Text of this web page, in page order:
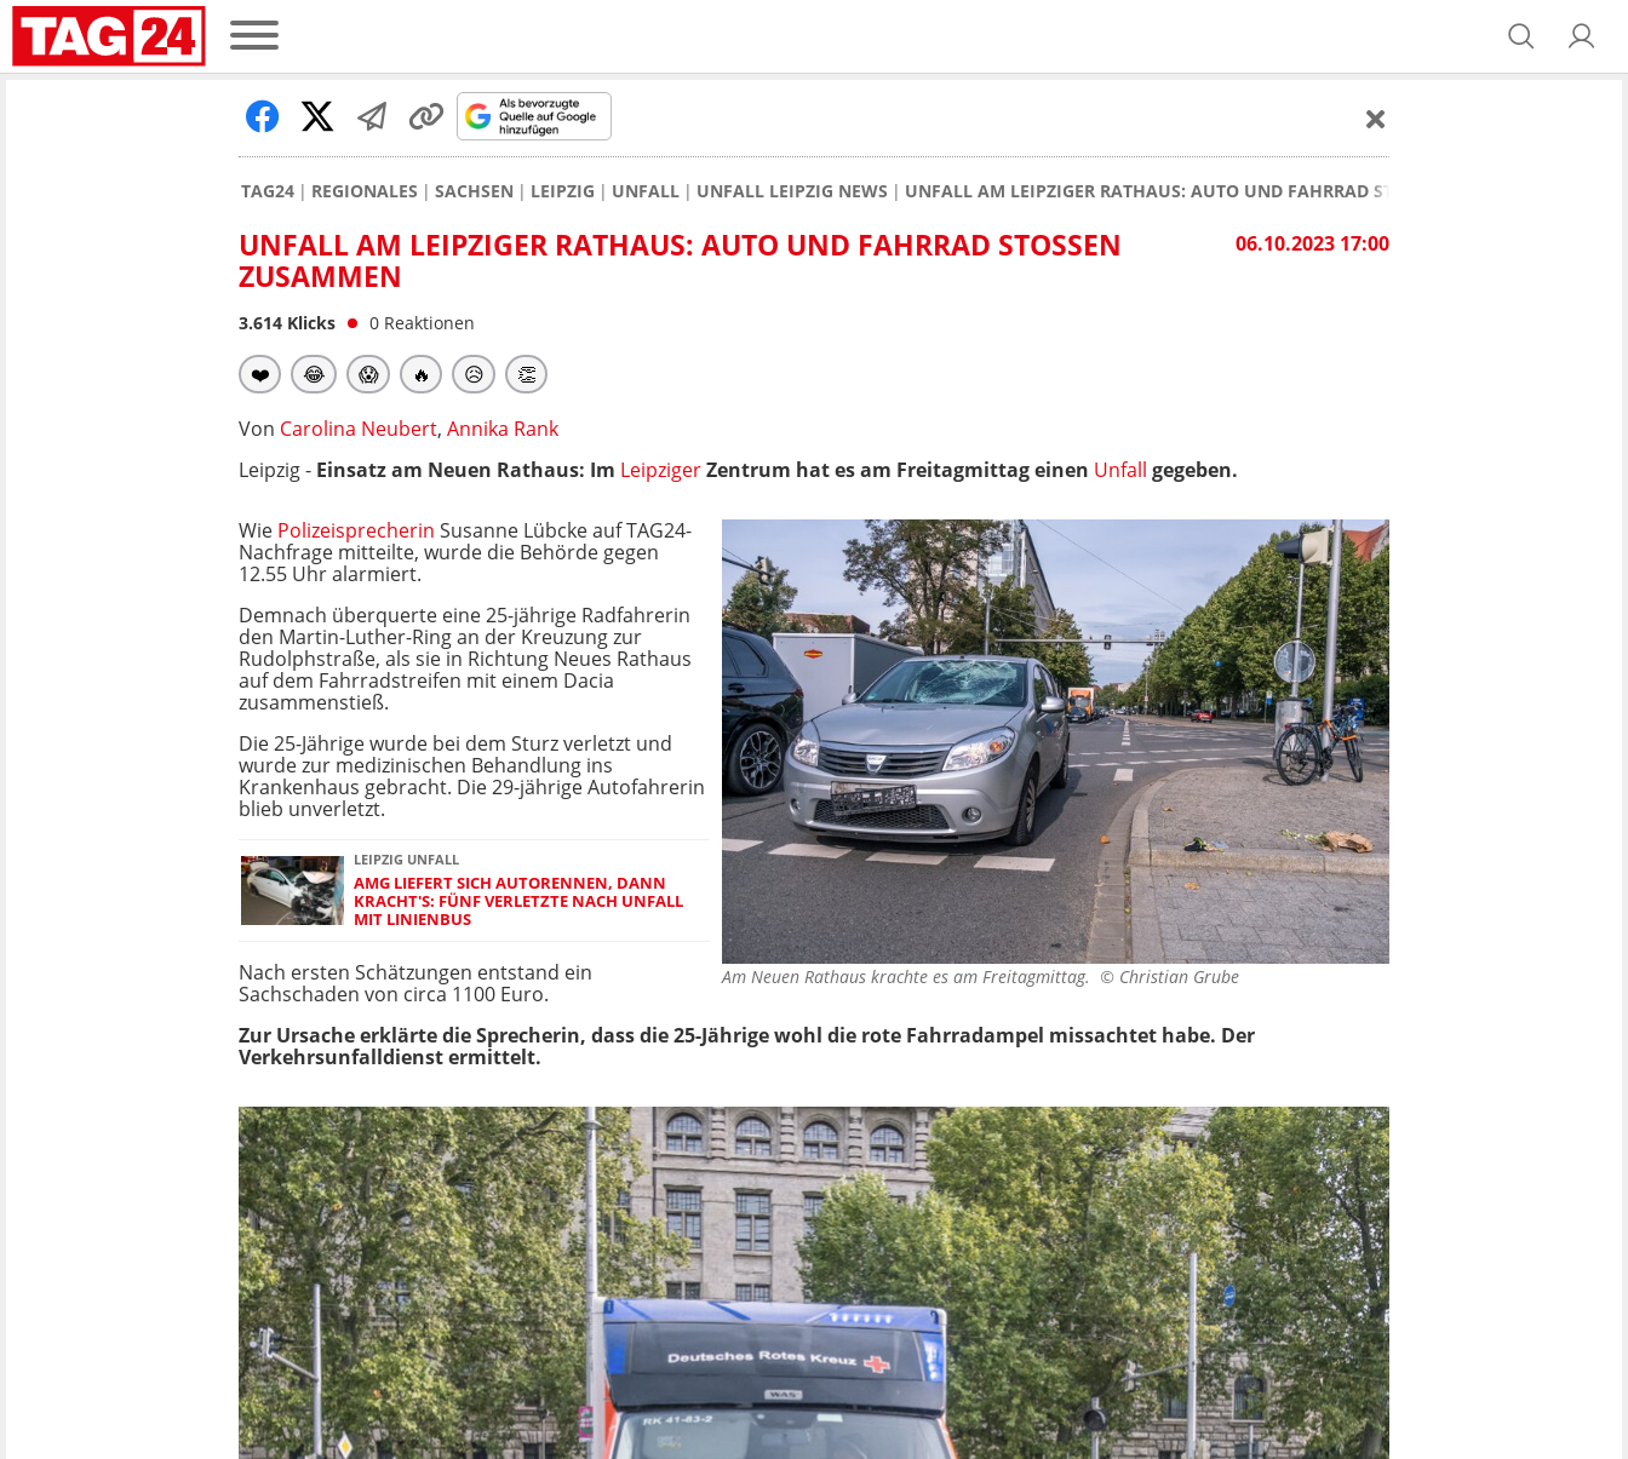
TAG24 REGIONALES SACHSEN LEIPZIG UNFALL UNFALL LEIPZIG NEWS UNFALL AM LEIPZIGER RATHAUS: AUTO UND FAHRRAD STOSSEN ZUSAMMEN
06.10.2023 17:00
UNFALL AM LEIPZIGER RATHAUS: AUTO UND FAHRRAD STOSSEN Z
USAMMEN
3.614 Klicks 0 Reaktionen
❤️ 😂 😱 🔥 😥 👏
Von Carolina Neubert, Annika Rank
Leipzig - Einsatz am Neuen Rathaus: Im LeipzigerZentrum hat es am Freitagmittag einen Unfall gegeben.
Am Neuen Rathaus krachte es am Freitagmittag. © Christian Grube
Wie Polizeisprecherin Susanne Lübcke auf TAG24-
Nachfrage mitteilte, wurde die Behörde gegen
12.55 Uhr alarmiert.
Demnach überquerte eine 25-jährige Radfahrerin
den Martin-Luther-Ring an der Kreuzung zur
Rudolphstraße, als sie in Richtung Neues Rathaus
auf dem Fahrradstreifen mit einem Dacia
zusammenstieß.
Die 25-Jährige wurde bei dem Sturz verletzt und
wurde zur medizinischen Behandlung ins
Krankenhaus gebracht. Die 29-jährige Autofahrerin
blieb unverletzt.
LEIPZIG UNFALL
AMG LIEFERT SICH AUTORENNEN, DANN
KRACHT'S: FÜNF VERLETZTE NACH UNFALL
MIT LINIENBUS
Nach ersten Schätzungen entstand ein
Sachschaden von circa 1100 Euro.
Zur Ursache erklärte die Sprecherin, dass die 25-Jährige wohl die rote Fahrradampel missachtet habe. Der
Verkehrsunfalldienst ermittelt.